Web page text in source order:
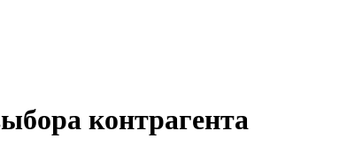
контрагента